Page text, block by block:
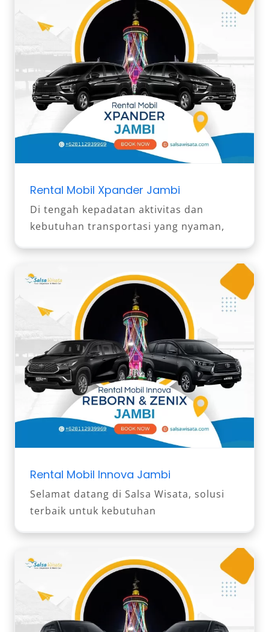
Rental Mobil Xpander Jambi
Di tengah kepadatan aktivitas dan
kebutuhan transportasi yang nyaman,
Rental Mobil Innova Jambi
Selamat datang di Salsa Wisata, solusi
terbaik untuk kebutuhan